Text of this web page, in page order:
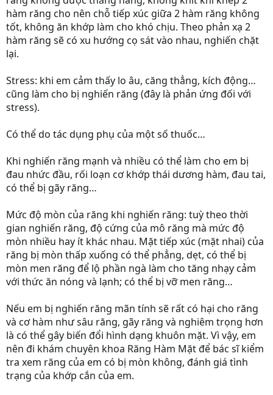
hàm răng cho nên chỗ tiếp xúc giữa 2 hàm răng không
tốt, không ăn khớp làm cho khó chịu. Theo phản xạ 2
hàm răng sẽ có xu hướng cọ sát vào nhau, nghiến chặt
lại.
Stress: khi em cảm thấy lo âu, căng thẳng, kích động…
cũng làm cho bị nghiến răng (đây là phản ứng đối với
stress).
Có thể do tác dụng phụ của một số thuốc…
Khi nghiến răng mạnh và nhiều có thể làm cho em bị
đau nhức đầu, rối loạn cơ khớp thái dương hàm, đau tai,
có thể bị gãy răng…
Mức độ mòn của răng khi nghiến răng: tuỳ theo thời
gian nghiến răng, độ cứng của mô răng mà mức độ
mòn nhiều hay ít khác nhau. Mặt tiếp xúc (mặt nhai) của
răng bị mòn thấp xuống có thể phẳng, dẹt, có thể bị
mòn men răng để lộ phần ngà làm cho tăng nhạy cảm
với thức ăn nóng và lạnh; có thể bị vỡ men răng…
Nếu em bị nghiến răng mãn tính sẽ rất có hại cho răng
và cơ hàm như sâu răng, gãy răng và nghiêm trọng hơn
là có thể gây biến đổi hình dạng khuôn mặt. Vì vậy, em
nên đi khám chuyên khoa Răng Hàm Mặt để bác sĩ kiểm
tra xem răng của em có bị mòn không, đánh giá tình
trạng của khớp cắn của em.